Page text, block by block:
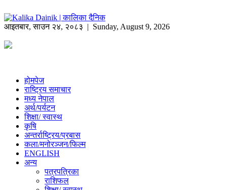
आइतबार,साउन २४, २०८३ | Sunday, August 9, 2026
होमपेज
राष्ट्रिय समाचार
मध्य नेपाल
अर्थ/पर्यटन
शिक्षा/ स्वास्थ
कृषि
अन्तर्राष्ट्रिय/प्रबास
कला/मनोरञ्जन/फिल्म
ENGLISH
अन्य
पत्रपत्रिका
राशिफल